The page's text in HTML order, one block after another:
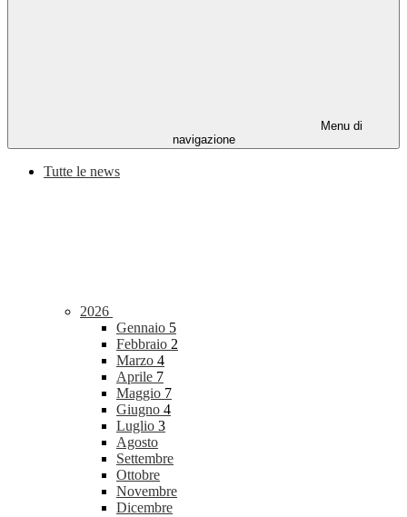
Menu di
navigazione
Tutte le news
2026
Gennaio 5
Febbraio 2
Marzo 4
Aprile 7
Maggio 7
Giugno 4
Luglio 3
Agosto
Settembre
Ottobre
Novembre
Dicembre